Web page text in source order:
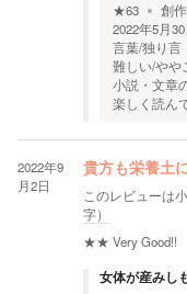
★63 創
2022年5月
言葉/独り言
難しい/やや
小説・文章
楽しく読ん
2022年9
月2日
貴方も栄養土
このレビューは
字）
★★ Very Good!!
女体が産みし